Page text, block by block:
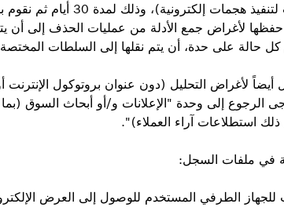
التحقق من وجود محاولات لتنفيذ
لأغراض جمع الأدلة من عمليات الحذف إلى أن
على حدة، أن يتم نقلها إلى السلطات المختصة
لأغراض التحليل (دون عنوان بروتوكول الإنترنت
الرجوع إلى وحدة "الإعلانات و/أو أبحاث السوق
استطلاعات آراء العملاء)".
في ملفات السجل:
للجهاز الطرفي المستخدم للوصول إلى العرض